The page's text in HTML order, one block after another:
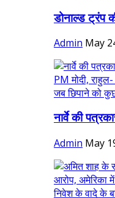
डोनाल्ड ट्रंप
Admin May
नार्वे की
Admin May